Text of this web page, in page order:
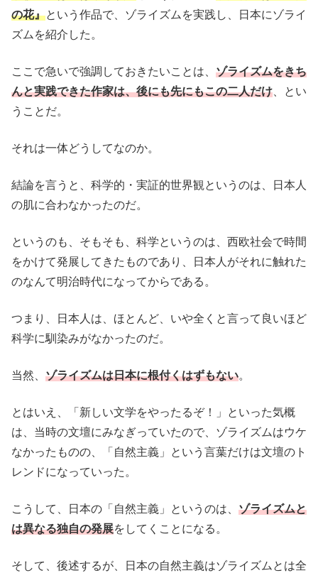
の花』という作品で、ゾライズムを実践し、日本にゾライ
ズムを紹介した。
ここで急いで強調しておきたいことは、 ゾライズムをきち
んと実践できた作家は、後にも先にもこの二人だけ 、とい
うことだ。
それは一体どうしてなのか。
結論を言うと、科学的・実証的世界観というのは、日本人
の肌に合わなかったのだ。
というのも、そもそも、科学というのは、西欧社会で時間
をかけて発展してきたものであり、日本人がそれに触れた
のなんて明治時代になってからである。
つまり、日本人は、ほとんど、いや全くと言って良いほど
科学に馴染みがなかったのだ。
当然、 ゾライズムは日本に根付くはずもない。
とはいえ、「新しい文学をやったるぞ！」といった気概
は、当時の文壇にみなぎっていたので、ゾライズムはウケ
なかったものの、「自然主義」という言葉だけは文壇のト
レンドになっていった。
こうして、日本の「自然主義」というのは、 ゾライズムと
は異なる独自の発展をしてくことになる。
そして、後述するが、日本の自然主義はゾライズムとは全